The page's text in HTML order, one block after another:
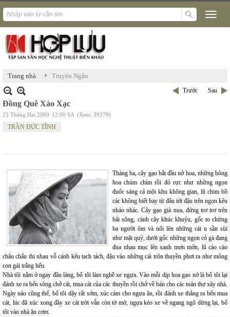
Trang nhà › Truyện Ngắn
Trước Sau
Đồng Quê Xào Xạc
23 Tháng Hai 2009 12:00 SA (Xem: 39379)
TRẦN ĐỨC TĨNH
Tháng ba, cây gạo bắt đầu nở hoa, những bông
hoa chúm chím rồi đỏ rực như những ngọn
đuốc sáng cả một khu không gian, lũ chim bồ
các không biết bay từ đâu tới đậu trên ngọn kêu
nháo nhác. Cây gạo già nua, đứng trơ trơ trên
bãi sông, cành cây khúc khuỷu, gốc to chừng
ba người ôm và nổi lên những cái u sần sùi
như mặt quỷ, dưới gốc những ngọn cỏ gà đang
đua nhau mọc lên xanh mơn mởn, lũ cào cào
châu chấu thi nhau vỗ cánh kêu tach tách, đậu vào những cái trôn thuyền phơi ra như mông
con gái trắng hếu.
Nhà tôi nằm ở ngay đầu làng, bố tôi làm nghề xe ngựa. Vào mỗi dịp hoa gạo nở là bố tôi lại
đánh xe ra bến sông chở cát, mua cát của các thuyền rồi chở về bán cho các toán thợ xây nhà.
Ngày nào cũng thế, bố tôi dậy rất sớm, xúc cám cho ngựa ăn, rồi đánh xe thẳng ra bến mua
cát, lúc đã xúc xong đầy xe cát trời vẫn còn tờ mờ, ngựa kéo xe về ngang ngõ dừng lại, bố
tôi vào nhà ăn cơm.